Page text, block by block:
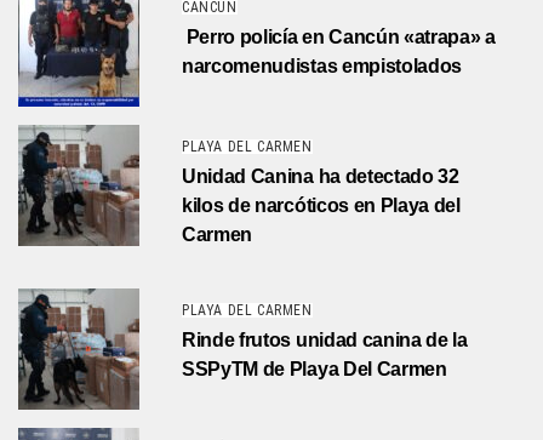
CANCÚN
Perro policía en Cancún «atrapa» a
narcomenudistas empistolados
PLAYA DEL CARMEN
Unidad Canina ha detectado 32
kilos de narcóticos en Playa del
Carmen
PLAYA DEL CARMEN
Rinde frutos unidad canina de la
SSPyTM de Playa Del Carmen